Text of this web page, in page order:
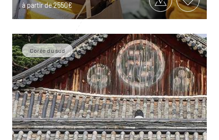
à partir de 2550€
Corée du sud